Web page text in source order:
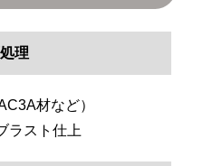
理
材など）
ラスト仕上